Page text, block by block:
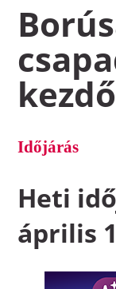
Időjárás
Heti
április